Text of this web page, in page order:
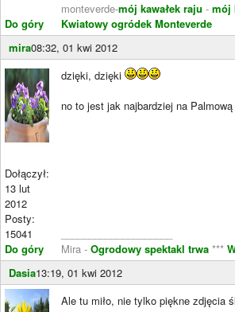
Do góry
monteverde-mój kawałek raju - mój
Kwiatowy ogródek Monteverde
mira08:32, 01 kwi 2012
Dołączył:
13 lut
2012
Posty:
15041
Do góry
dzięki, dzięki
no to jest jak najbardziej na
Mira - Ogrodowy spektakl trwa ***
Dasia13:19, 01 kwi 2012
Ale tu miło, nie tylko piękne zdjęcia